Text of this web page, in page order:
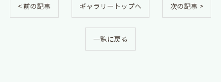
< 前の記事 ギャラリートップへ 次の記事 >
一覧に戻る